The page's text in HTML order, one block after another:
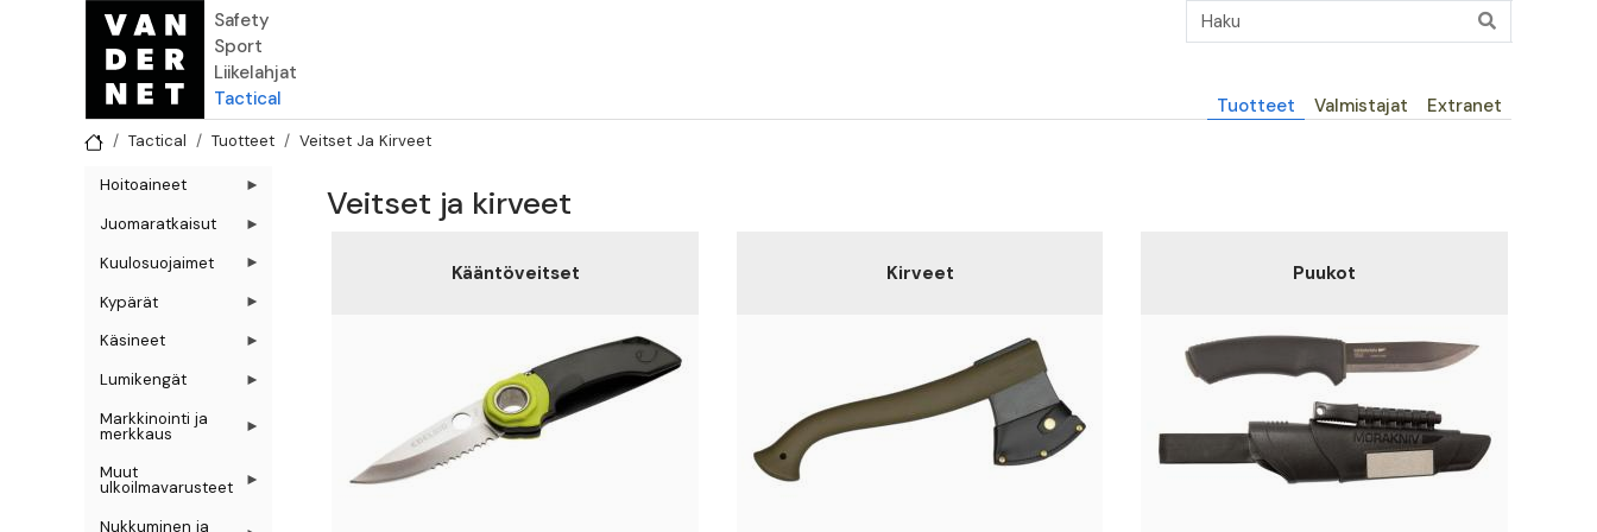
Hyppää pääsisältöön
Safety
Sport
Liikelahjat
Tactical
Päävalikko
Tuotteet Valmistajat Extranet
Tactical Tuotteet Veitset Ja Kirveet
Veitset ja kirveet
Kääntöveitset Kirveet Puukot
Hoitoaineet
Juomaratkaisut
Kuulosuojaimet
Kypärät
Käsineet
Lumikengät
Markkinointi ja
merkkaus
Muut
ulkoilmavarusteet
Nukkuminen ja